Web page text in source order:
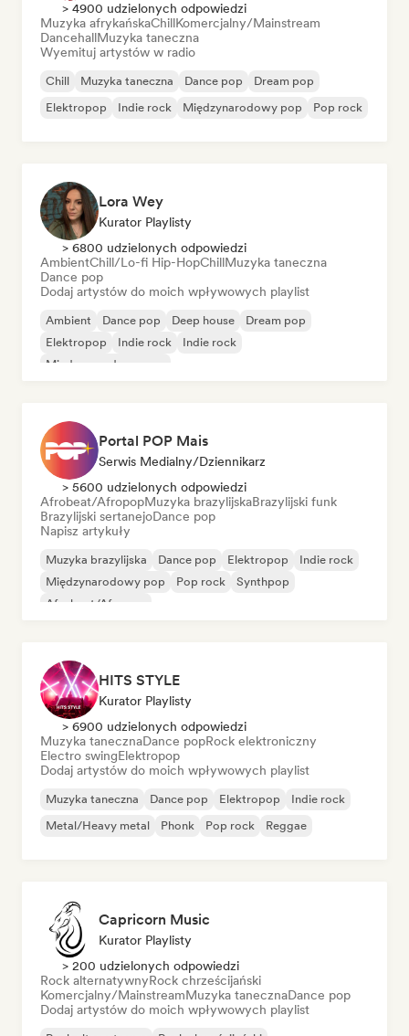
> 4900 udzielonych odpowiedzi
Muzyka afrykańskaChillKomercjalny/Mainstream
DancehallMuzyka taneczna
Wyemituj artystów w radio
Chill Muzyka taneczna Dance pop
Dream pop
Elektropop
Indie rock Międzynarodowy pop Pop rock
Lora Wey
Kurator Playlisty
> 6800 udzielonych odpowiedzi
AmbientChill/Lo-fi Hip-HopChillMuzyka taneczna
Dance pop
Dodaj artystów do moich wpływowych playlist
Ambient Dance pop Deep house
Dream pop
Elektropop
Indie rock
Indie rock
Międzynarodowy pop
Portal POP Mais
Serwis Medialny/Dziennikarz
> 5600 udzielonych odpowiedzi
Afrobeat/AfropopMuzyka brazylijskaBrazylijski funk
Brazylijski sertanejoDance pop
Napisz artykuły
Muzyka brazylijska Dance pop Elektropop
Indie rock
Międzynarodowy pop
Pop rock
Synthpop
Afrobeat/Afropop
HITS STYLE
Kurator Playlisty
> 6900 udzielonych odpowiedzi
Muzyka tanecznaDance popRock elektroniczny
Electro swingElektropop
Dodaj artystów do moich wpływowych playlist
Muzyka taneczna Dance pop Elektropop
Indie rock
Metal/Heavy metal
Phonk Pop rock Reggae
Capricorn Music
Kurator Playlisty
> 200 udzielonych odpowiedzi
Rock alternatywnyRock chrześcijański
Komercjalny/MainstreamMuzyka tanecznaDance pop
Dodaj artystów do moich wpływowych playlist